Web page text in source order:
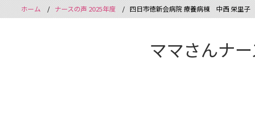
ホーム ナースの声 2025年度 四日市徳新会病院 療養病棟 中西 栄里子
ママさんナ